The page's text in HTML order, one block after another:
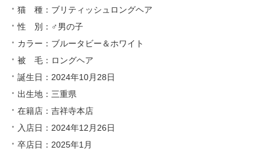
猫 種：ブリティッシュロングヘア
性 別：♂男の子
カラー：ブルータビー＆ホワイト
被 毛：ロングヘア
誕生日：2024年10月28日
出生地：三重県
在籍店：吉祥寺本店
入店日：2024年12月26日
卒店日：2025年1月